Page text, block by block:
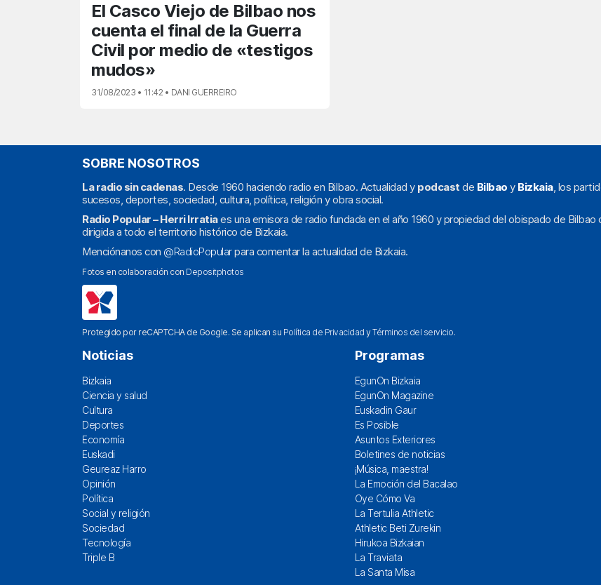
El Casco Viejo de Bilbao nos
cuenta el final de la Guerra
Civil por medio de «testigos
mudos»
31/08/2023 • 11:42 • DANI GUERREIRO
SOBRE NOSOTROS
La radio sin cadenas. Desde 1960 haciendo radio en Bilbao. Actualidad y podcast de Bilbao y Bizkaia, los
sucesos, deportes, sociedad, cultura, política, religión y obra social.
Radio Popular – Herri Irratiaes una emisora de radio fundada en el año 1960 y propiedad del obispado de
dirigida a todo el territorio histórico de Bizkaia.
Menciónanos con @RadioPopularpara comentar la actualidad de Bizkaia.
Fotos en colaboración con Depositphotos
Protegido por reCAPTCHA de Google. Se aplican su Política de Privacidad yTérminos del servicio.
Noticias
Bizkaia
Ciencia y salud
Cultura
Deportes
Economía
Euskadi
Geureaz Harro
Opinión
Política
Social y religión
Sociedad
Tecnología
Triple B
Programas
EgunOn Bizkaia
EgunOn Magazine
Euskadin Gaur
Es Posible
Asuntos Exteriores
Boletines de noticias
¡Música, maestra!
La Emoción del Bacalao
Oye Cómo Va
La Tertulia Athletic
Athletic Beti Zurekin
Hirukoa Bizkaian
La Traviata
La Santa Misa